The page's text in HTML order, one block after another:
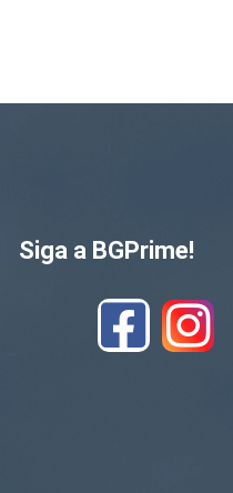
Siga a BGPrime!